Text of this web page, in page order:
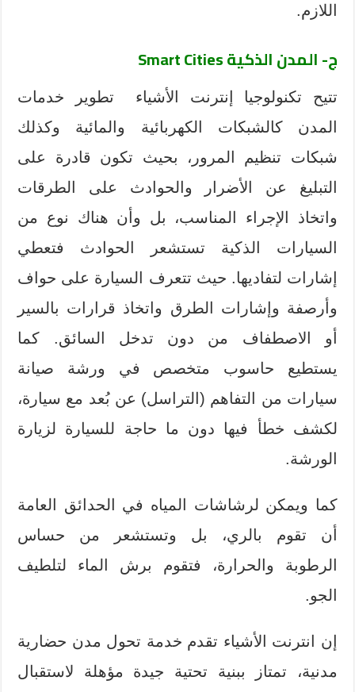
اللازم.
ج- المدن الذكيةSmart Cities
تتيح تكنولوجيا إنترنت الأشياء تطوير خدمات
المدن كالشبكات الكهربائية والمائية وكذلك
شبكات تنظيم المرور، بحيث تكون قادرة على
التبليغ عن الأضرار والحوادث على الطرقات
واتخاذ الإجراء المناسب، بل وأن هناك نوع من
السيارات الذكية تستشعر الحوادث فتعطي
إشارات لتفاديها. حيث تتعرف السيارة على حواف
وأرصفة وإشارات الطرق واتخاذ قرارات بالسير
أو الاصطفاف من دون تدخل السائق. كما
يستطيع حاسوب متخصص في ورشة صيانة
سيارات من التفاهم (التراسل) عن بُعد مع سيارة،
لكشف خطأ فيها دون ما حاجة للسيارة لزيارة
الورشة.
كما ويمكن لرشاشات المياه في الحدائق العامة
أن تقوم بالري، بل وتستشعر من حساس
الرطوبة والحرارة، فتقوم برش الماء لتلطيف
الجو.
إن انترنت الأشياء تقدم خدمة تحول مدن حضارية
مدنية، تمتاز ببنية تحتية جيدة مؤهلة لاستقبال